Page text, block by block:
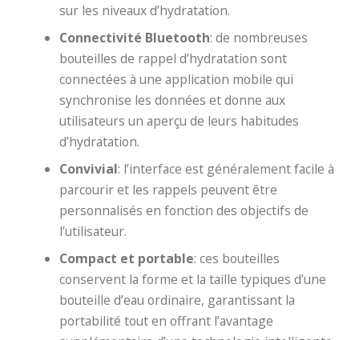
sur les niveaux d’hydratation.
Connectivité Bluetooth: de nombreuses
bouteilles de rappel d’hydratation sont
connectées à une application mobile qui
synchronise les données et donne aux
utilisateurs un aperçu de leurs habitudes
d’hydratation.
Convivial: l’interface est généralement facile à
parcourir et les rappels peuvent être
personnalisés en fonction des objectifs de
l’utilisateur.
Compact et portable: ces bouteilles
conservent la forme et la taille typiques d’une
bouteille d’eau ordinaire, garantissant la
portabilité tout en offrant l’avantage